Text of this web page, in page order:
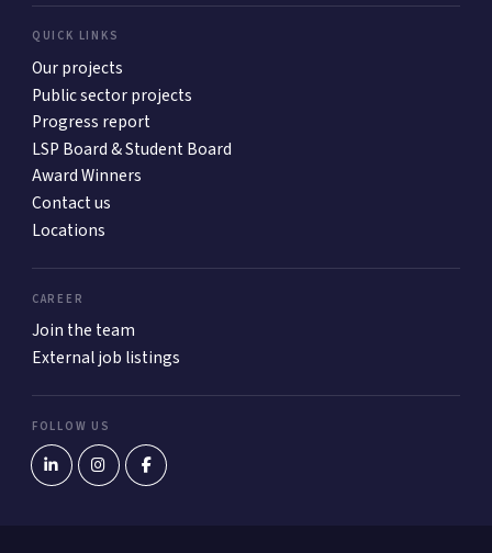
QUICK LINKS
Our projects
Public sector projects
Progress report
LSP Board & Student Board
Award Winners
Contact us
Locations
CAREER
Join the team
External job listings
FOLLOW US